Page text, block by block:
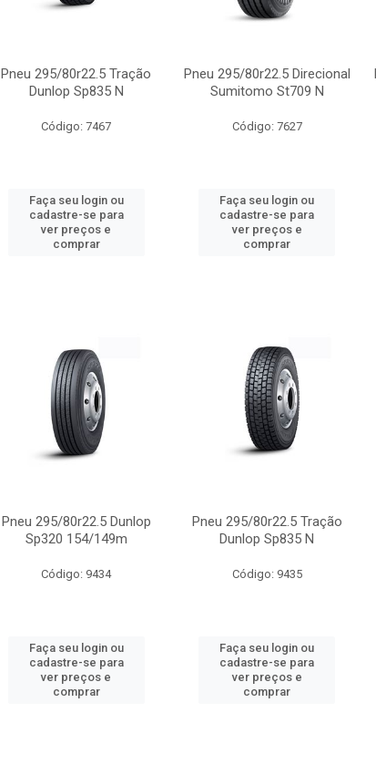
Pneu 295/80r22.5 Tração
Dunlop Sp835 N
Código: 7467
Faça seu login ou
cadastre-se para
ver preços e
comprar
Pneu 295/80r22.5 Direcional
Sumitomo St709 N
Código: 7627
Faça seu login ou
cadastre-se para
ver preços e
comprar
Pneu 295/80r22.5 Dunlop
Sp320 154/149m
Código: 9434
Faça seu login ou
cadastre-se para
ver preços e
comprar
Pneu 295/80r22.5 Tração
Dunlop Sp835 N
Código: 9435
Faça seu login ou
cadastre-se para
ver preços e
comprar